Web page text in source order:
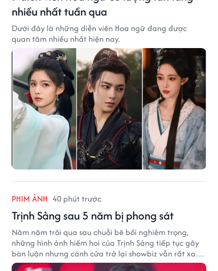
nhiều nhất tuần qua
Dưới đây là những diễn viên Hoa ngữ đang được
quan tâm nhiều nhất hiện nay.
PHIM ẢNH 40 phút trước
Trịnh Sảng sau 5 năm bị phong sát
Năm năm trôi qua sau chuỗi bê bối nghiêm trọng,
những hình ảnh hiếm hoi của Trịnh Sảng tiếp tục gây
bàn luận nhưng cánh cửa trở lại showbiz vẫn rất xa
vời.